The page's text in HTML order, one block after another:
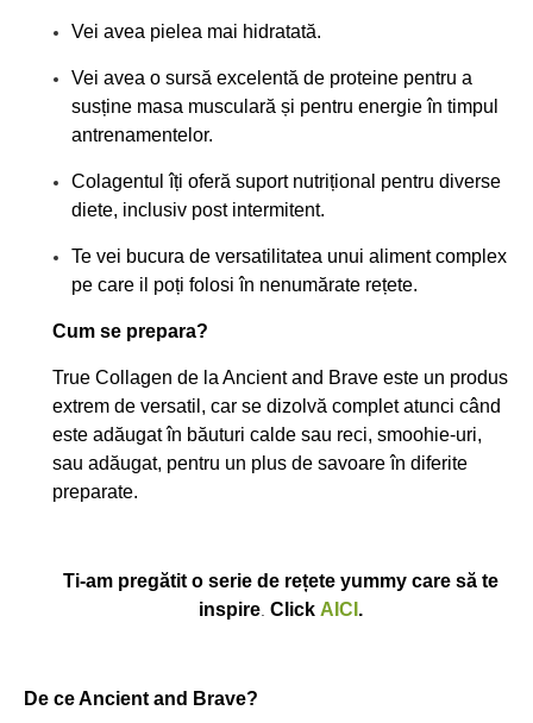
Vei avea pielea mai hidratată.
Vei avea o sursă excelentă de proteine pentru a
susține masa musculară și pentru energie în timpul
antrenamentelor.
Colagentul îți oferă suport nutrițional pentru diverse
diete, inclusiv post intermitent.
Te vei bucura de versatilitatea unui aliment complex
pe care il poți folosi în nenumărate rețete.
Cum se prepara?
True Collagen de la Ancient and Brave este un produs
extrem de versatil, car se dizolvă complet atunci când
este adăugat în băuturi calde sau reci, smoohie-uri,
sau adăugat, pentru un plus de savoare în diferite
preparate.
Ti-am pregătit o serie de rețete yummy care să te
inspire Click AICI .
De ce Ancient and Brave?